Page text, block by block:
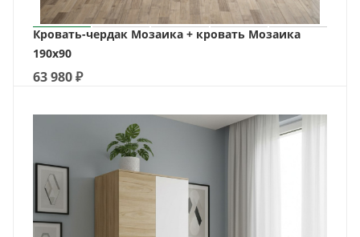
Кровать-чердак Мозаика + кровать Мозаика
190х90
63 980₽